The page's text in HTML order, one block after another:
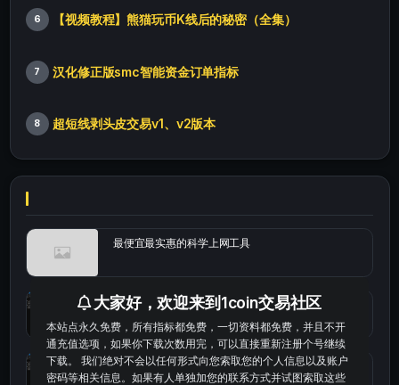
6 【视频教程】熊猫玩币K线后的秘密（全集）
7 汉化修正版smc智能资金订单指标
8 超短线剥头皮交易v1、v2版本
最便宜最实惠的科学上网工具
统计涨跌幅的python代码
okx的短线量化的免费版本
大家好，欢迎来到1coin交易社区
本站点永久免费，所有指标都免费，一切资料都免费，并且不开
通充值选项，如果你下载次数用完，可以直接重新注册个号继续
下载。 我们绝对不会以任何形式向您索取您的个人信息以及账户
密码等相关信息。如果有人单独加您的联系方式并试图索取这些